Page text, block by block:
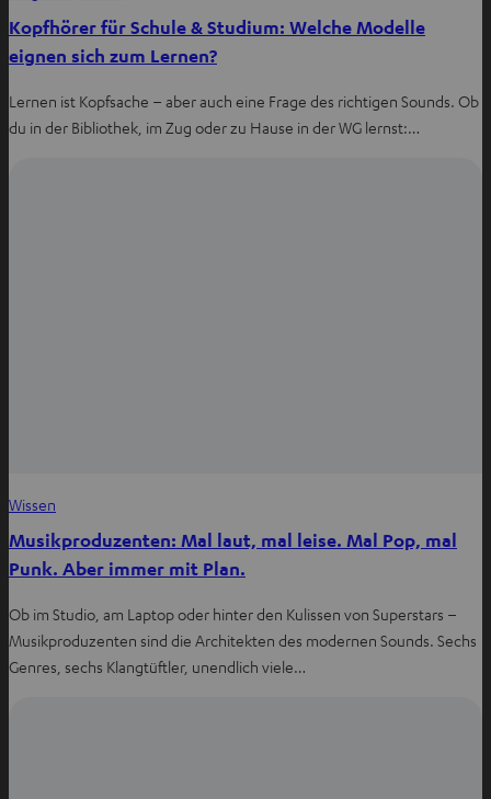
Kopfhörer für Schule & Studium: Welche Modelle
eignen sich zum Lernen?
Lernen ist Kopfsache – aber auch eine Frage des richtigen Sounds. Ob
du in der Bibliothek, im Zug oder zu Hause in der WG lernst:…
Wissen
Musikproduzenten: Mal laut, mal leise. Mal Pop, mal
Punk. Aber immer mit Plan.
Ob im Studio, am Laptop oder hinter den Kulissen von Superstars –
Musikproduzenten sind die Architekten des modernen Sounds. Sechs
Genres, sechs Klangtüftler, unendlich viele…